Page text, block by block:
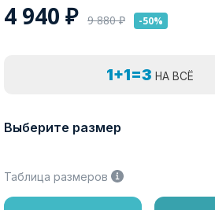
4 940 ₽ 9 880₽ -50%
1+1=3 НА ВСЁ
Выберите размер
Таблица размеров